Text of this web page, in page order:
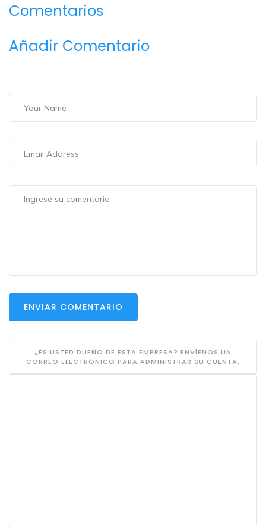
Comentarios
Añadir Comentario
ENVIAR COMENTARIO
¿ES USTED DUEÑO DE ESTA EMPRESA? ENVÍENOS UN
CORREO ELECTRÓNICO PARA ADMINISTRAR SU CUENTA.